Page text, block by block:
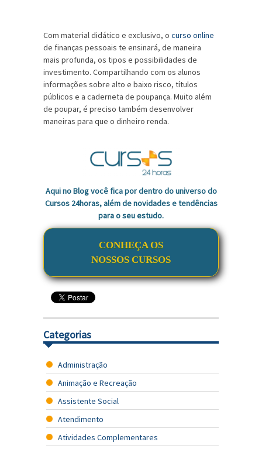
Com material didático e exclusivo, o curso online
de finanças pessoais te ensinará, de maneira
mais profunda, os tipos e possibilidades de
investimento. Compartilhando com os alunos
informações sobre alto e baixo risco, títulos
públicos e a caderneta de poupança. Muito além
de poupar, é preciso também desenvolver
maneiras para que o dinheiro renda.
Aqui no Blog você fica por dentro do universo do
Cursos 24horas, além de novidades e tendências
para o seu estudo.
CONHEÇA OS
NOSSOS CURSOS
Categorias
Administração
Animação e Recreação
Assistente Social
Atendimento
Atividades Complementares